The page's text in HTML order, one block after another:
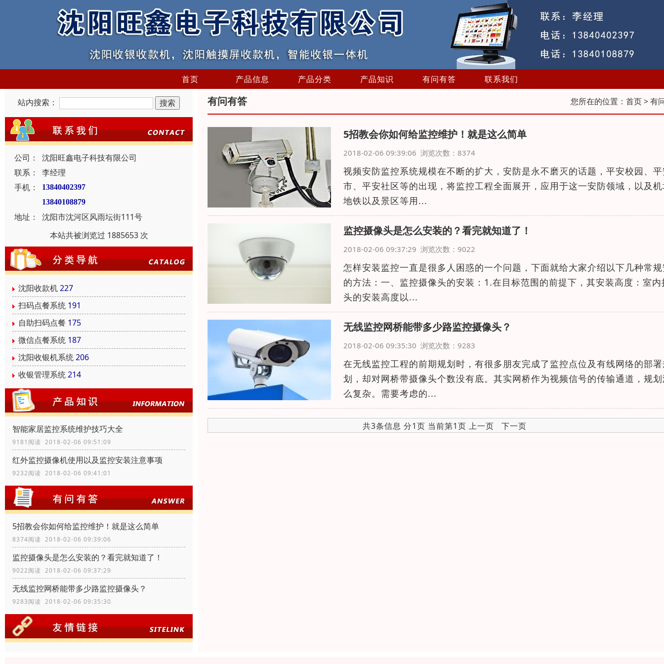
首页 产品信息 产品分类 产品知识 有问有答 联系我们
站内搜索：
公司：
沈阳旺鑫电子科技有限公司
联系：
李经理
手机：
13840402397
13840108879
地址：
沈阳市沈河区风雨坛街111号
本站共被浏览过 1885653 次
沈阳收款机227
扫码点餐系统 191
自助扫码点餐 175
微信点餐系统 187
沈阳收银机系统206
收银管理系统214
智能家居监控系统维护技巧大全
9181阅读 2018-02-06 09:51:09
红外监控摄像机使用以及监控安装注意事项
9232阅读 2018-02-06 09:41:01
5招教会你如何给监控维护！就是这么简单
8374阅读 2018-02-06 09:39:06
监控摄像头是怎么安装的？看完就知道了！
9022阅读 2018-02-06 09:37:29
无线监控网桥能带多少路监控摄像头？
9283阅读 2018-02-06 09:35:30
有问有答 您所在的位置： 首页> 有
5招教会你如何给监控维护！就是这么简单
2018-02-06 09:39:06 浏览次数：8374
视频安防监控系统规模在不断的扩大，安防是永不磨灭的话题，平安校园、
市、平安社区等的出现，将监控工程全面展开，应用于这一安防领域，以及
地铁以及景区等用...
监控摄像头是怎么安装的？看完就知道了！
2018-02-06 09:37:29 浏览次数：9022
怎样安装监控一直是很多人困惑的一个问题，下面就给大家介绍以下几种常
的方法：一、监控摄像头的安装：1.在目标范围的前提下，其安装高度：室内
头的安装高度以...
无线监控网桥能带多少路监控摄像头？
2018-02-06 09:35:30 浏览次数：9283
在无线监控工程的前期规划时，有很多朋友完成了监控点位及有线网络的部
划，却对网桥带摄像头个数没有底。其实网桥作为视频信号的传输通道，规
么复杂。需要考虑的...
共3条信息 分1页 当前第1页 上一页 下一页